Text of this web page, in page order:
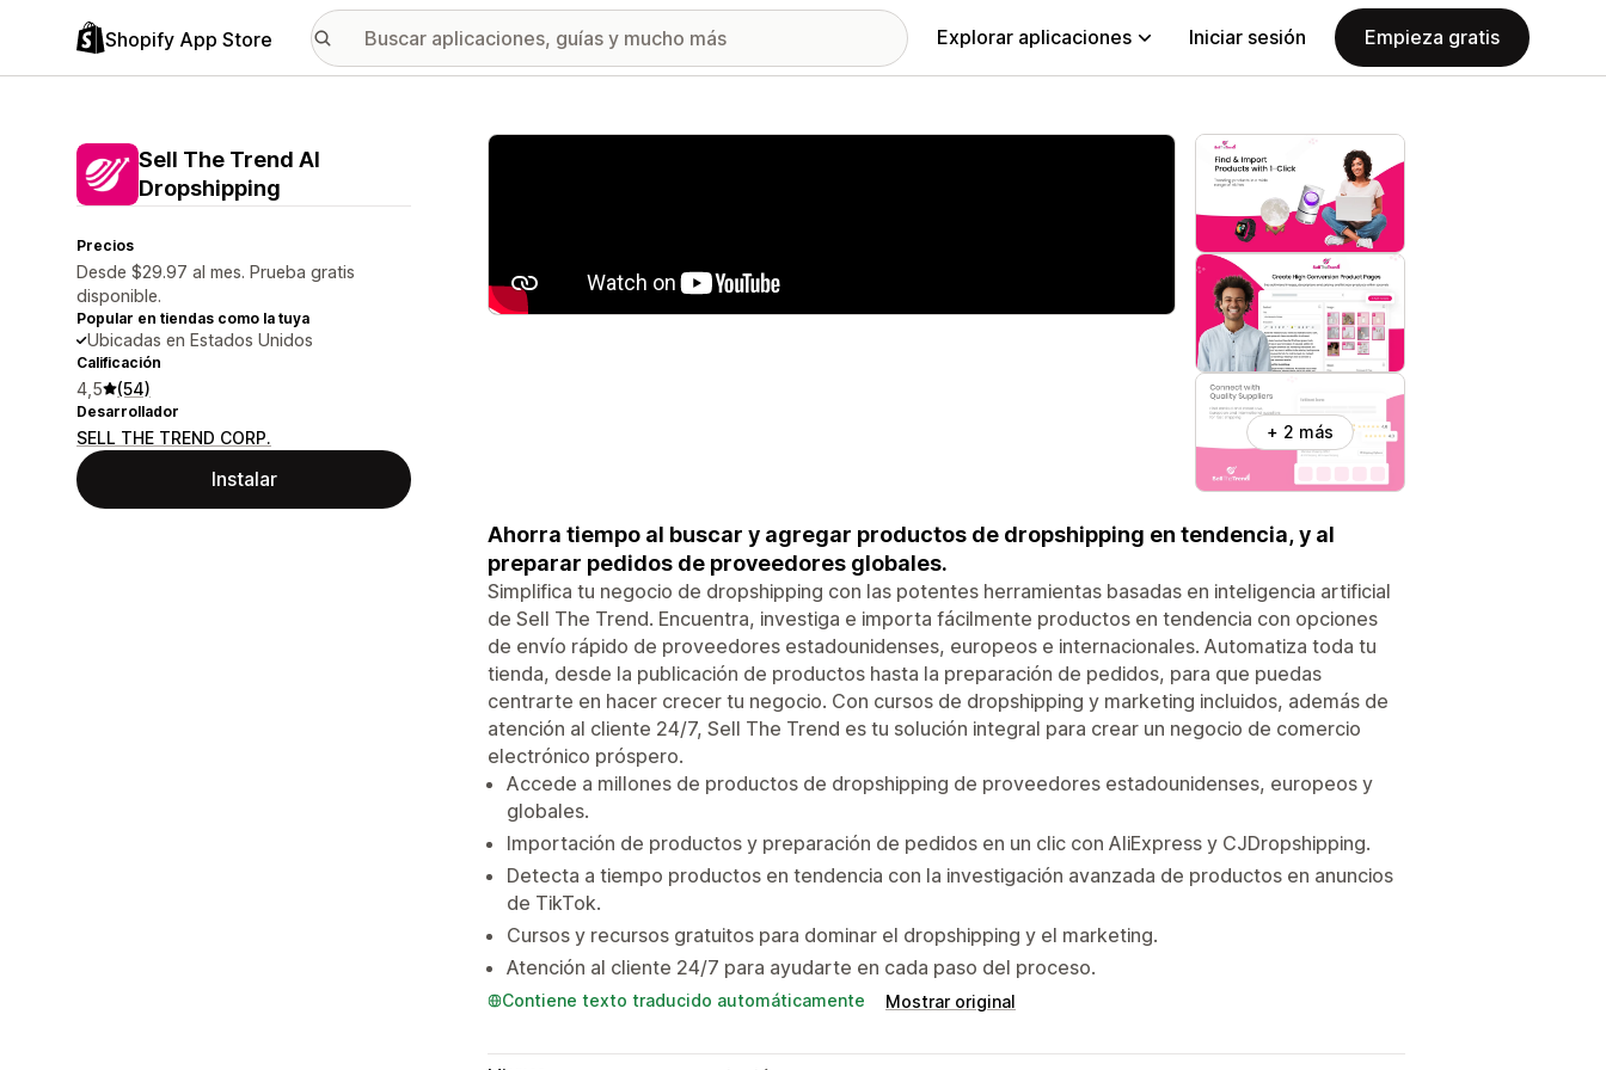
Shopify App Store Explorar aplicaciones Iniciar sesión Empieza gratis
Sell The Trend AI
Dropshipping
Precios
Desde $29.97 al mes. Prueba gratis
disponible.
Popular en tiendas como la tuya
Ubicadas en Estados Unidos
Calificación
4,5 (54)
Desarrollador
SELL THE TREND CORP.
Instalar
Galería de imágenes destacadas
+ 2 más
Ahorra tiempo al buscar y agregar productos de dropshipping en tendencia, y al
preparar pedidos de proveedores globales.
Simplifica tu negocio de dropshipping con las potentes herramientas basadas en inteligencia artificial
de Sell The Trend. Encuentra, investiga e importa fácilmente productos en tendencia con opciones
de envío rápido de proveedores estadounidenses, europeos e internacionales. Automatiza toda tu
tienda, desde la publicación de productos hasta la preparación de pedidos, para que puedas
centrarte en hacer crecer tu negocio. Con cursos de dropshipping y marketing incluidos, además de
atención al cliente 24/7, Sell The Trend es tu solución integral para crear un negocio de comercio
electrónico próspero.
Accede a millones de productos de dropshipping de proveedores estadounidenses, europeos y
globales.
Importación de productos y preparación de pedidos en un clic con AliExpress y CJDropshipping.
Detecta a tiempo productos en tendencia con la investigación avanzada de productos en anuncios
de TikTok.
Cursos y recursos gratuitos para dominar el dropshipping y el marketing.
Atención al cliente 24/7 para ayudarte en cada paso del proceso.
Contiene texto traducido automáticamente Mostrar original